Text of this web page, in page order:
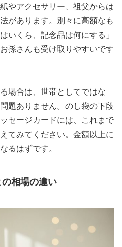
やアクセサリー、祖父からは
があります。別々に高額なも
いくら、記念品は何にする」
孫さんも受け取りやすいです
場合は、世帯としてではな
題ありません。のし袋の下段
セージカードには、これまで
てみてください。金額以上に
るはずです。
相場の違い